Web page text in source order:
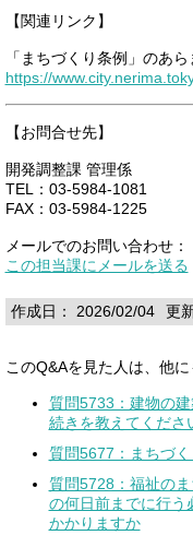
【関連リンク】
「まちづくり条例」のあら
https://
【お問合せ先】
開発調整課 管理係
TEL：03-5984-1081
FAX：03-5984-1225
メールでのお問い合わせ：
この担当課にメールを送る
作成日： 2026/02/04 更
このQ&Aを見た人は、他
質問5733：建物の
続きを教えてくださ
質問5677：まちづ
質問5728：福祉の
の何日前までに行う
かかりますか